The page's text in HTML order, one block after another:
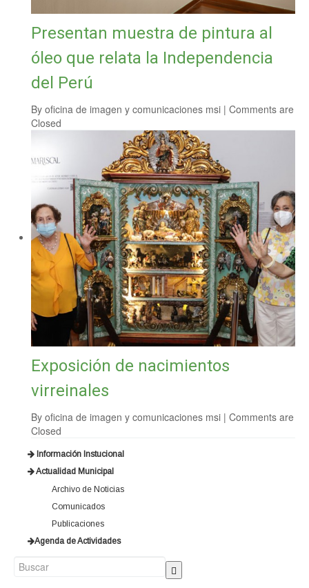
Presentan muestra de pintura al
óleo que relata la Independencia
del Perú
By oficina de imagen y comunicaciones msi | Comments are
Closed
Exposición de nacimientos
virreinales
By oficina de imagen y comunicaciones msi | Comments are
Closed
Información Instucional
Actualidad Municipal
Archivo de Noticias
Comunicados
Publicaciones
Agenda de Actividades